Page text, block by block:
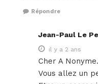
Répondre
Jean-Paul Le
il y a 2 ans
Cher A
Vous allez un